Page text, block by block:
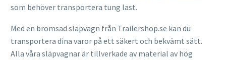
som behöver transportera tung last.
Med en bromsad släpvagn från Trailershop.se kan du
transportera dina varor på ett säkert och bekvämt sätt.
Alla våra släpvagnar är tillverkade av material av hög